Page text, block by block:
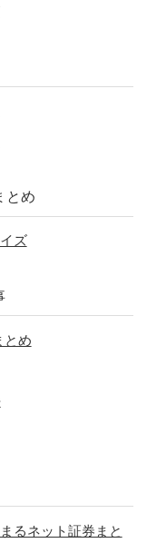
とめ
ズ
とめ
るネット証券まと